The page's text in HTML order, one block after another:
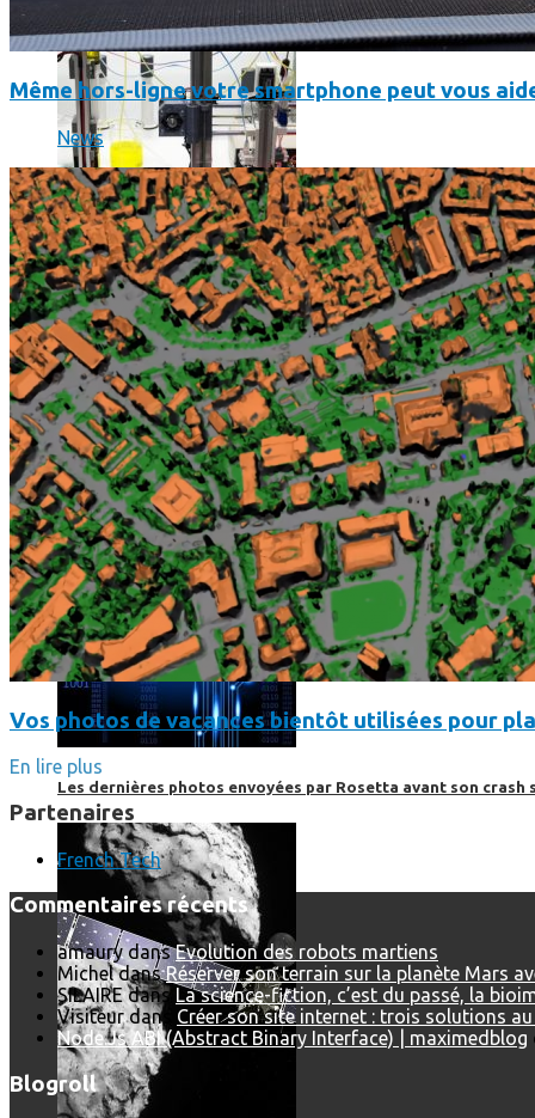
L’intelligence artificielle de Google a maintenant son propre
Les dernières photos envoyées par Rosetta avant son crash
Même hors-ligne votre smartphone peut vous
News
Vos photos de vacances bientôt utilisées pour
En lire plus
Partenaires
French Tech
Commentaires récents
amaurydansEvolution des robots martiens
MicheldansRéserver son terrain sur la planète Mars
SILAIREdans La science-fiction, c’est du passé, la
Visiteurdans Créer son site internet : trois solutions au
Node.Js ABI (Abstract Binary Interface) | maximedblog
Blogroll